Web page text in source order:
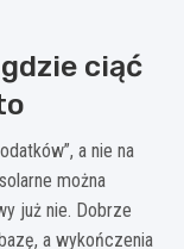
ciąć
a nie na
można
już nie. Dobrze
a wykończenia